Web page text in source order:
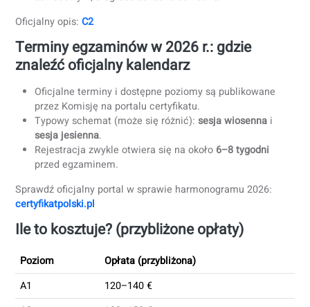
zawodowym.
Cel:Płynność akademicka i zawody wymagające
wysokich kompetencji językowych.
Oficjalny opis:C1
C2
Słuchanie:Rozumienie mediów z natywną
specjalistycznych treści.
wielowarstwowych tekstów.
Gramatyka / użycie:
językowymi.
Tworzenie wyrafinowanych tekstów
felietony).
Mówienie:Płynna, precyzyjna i subtelna ekspresja
Nauczanie, praca na najwyższym poziomie